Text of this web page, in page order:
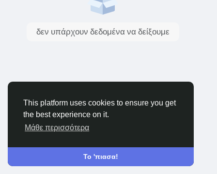
This platform uses cookies to ensure you get
the best experience on it.
Μάθε περισσότερα
Το 'πιασα!
δεν υπάρχουν δεδομένα να δείξουμε